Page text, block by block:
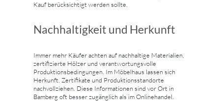
Kauf berücksichtigt werden sollte.
Nachhaltigkeit und Herkunft
Immer mehr Käufer achten auf nachhaltige Materialien,
zertifizierte Hölzer und verantwortungsvolle
Produktionsbedingungen. Im Möbelhaus lassen sich
Herkunft, Zertifikate und Produktionsstandorte
nachvollziehen. Diese Informationen sind vor Ort in
Bamberg oft besser zugänglich als im Onlinehandel.